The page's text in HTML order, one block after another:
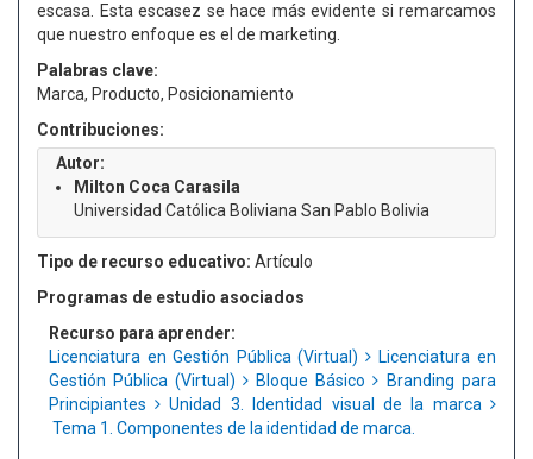
escasa. Esta escasez se hace más evidente si remarcamos
que nuestro enfoque es el de marketing.
Palabras clave:
Marca, Producto, Posicionamiento
Contribuciones:
Autor:
Milton Coca Carasila
Universidad Católica Boliviana San Pablo Bolivia
Tipo de recurso educativo: Artículo
Programas de estudio asociados
Recurso para aprender:
Licenciatura en Gestión Pública (Virtual)
Licenciatura en
Gestión Pública (Virtual)
Bloque Básico
Branding para
Principiantes
Unidad 3. Identidad visual de la marca
Tema 1. Componentes de la identidad de marca.